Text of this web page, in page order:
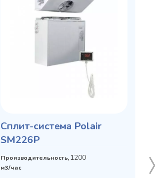
Сплит-система Polair
SM226P
Производительность,
м3/час
1200